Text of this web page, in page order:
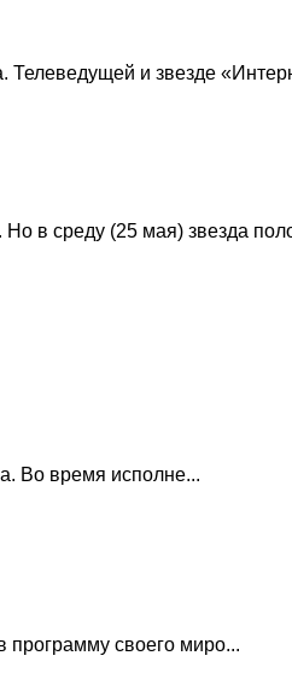
Телеведущей и звезде
в среду (25 мая) звезда
Во время исполне...
своего миро...